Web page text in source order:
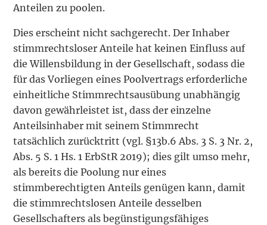
Anteilen zu poolen.
Dies erscheint nicht sachgerecht. Der Inhaber
stimmrechtsloser Anteile hat keinen Einfluss auf
die Willensbildung in der Gesellschaft, sodass die
für das Vorliegen eines Poolvertrags erforderliche
einheitliche Stimmrechtsausübung unabhängig
davon gewährleistet ist, dass der einzelne
Anteilsinhaber mit seinem Stimmrecht
tatsächlich zurücktritt (vgl. §13b.6 Abs. 3 S. 3 Nr. 2,
Abs. 5 S. 1 Hs. 1 ErbStR 2019); dies gilt umso mehr,
als bereits die Poolung nur eines
stimmberechtigten Anteils genügen kann, damit
die stimmrechtslosen Anteile desselben
Gesellschafters als begünstigungsfähiges